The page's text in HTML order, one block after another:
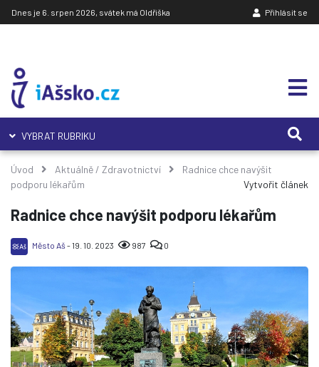
Dnes je 6. srpen 2026, svátek má Oldřiška Přihlásit se
VYBRAT RUBRIKU
Úvod Aktuálně / Zdravotnictví
Radnice chce navýšit
podporu lékařům
Vytvořit článek
Radnice chce navýšit podporu lékařům
Město Aš - 19. 10. 2023 987 0